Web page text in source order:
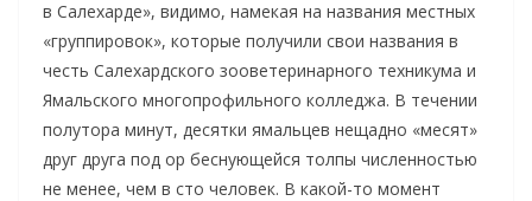
в Салехарде», видимо, намекая на названия местных
«группировок», которые получили свои названия в
честь Салехардского зооветеринарного техникума и
Ямальского многопрофильного колледжа. В течении
полутора минут, десятки ямальцев нещадно «месят»
друг друга под ор беснующейся толпы численностью
не менее, чем в сто человек. В какой-то момент